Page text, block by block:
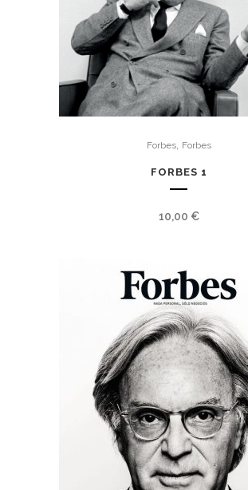
Forbes, Forbes
FORBES 1
10,00 €